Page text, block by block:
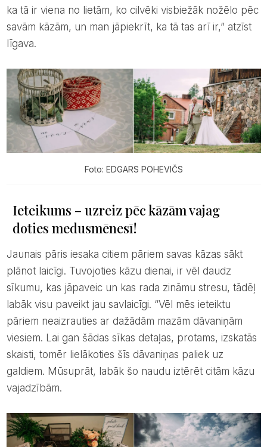
ka tā ir viena no lietām, ko cilvēki visbiežāk nožēlo pēc
savām kāzām, un man jāpiekrīt, ka tā tas arī ir,” atzīst
līgava.
Foto: EDGARS POHEVIČS
Ieteikums – uzreiz pēc kāzām vajag
doties medusmēnesī!
Jaunais pāris iesaka citiem pāriem savas kāzas sākt
plānot laicīgi. Tuvojoties kāzu dienai, ir vēl daudz
sīkumu, kas jāpaveic un kas rada zināmu stresu, tādēļ
labāk visu paveikt jau savlaicīgi. “Vēl mēs ieteiktu
pāriem neaizrauties ar dažādām mazām dāvaniņām
viesiem. Lai gan šādas sīkas detaļas, protams, izskatās
skaisti, tomēr lielākoties šīs dāvaniņas paliek uz
galdiem. Mūsuprāt, labāk šo naudu iztērēt citām kāzu
vajadzībām.